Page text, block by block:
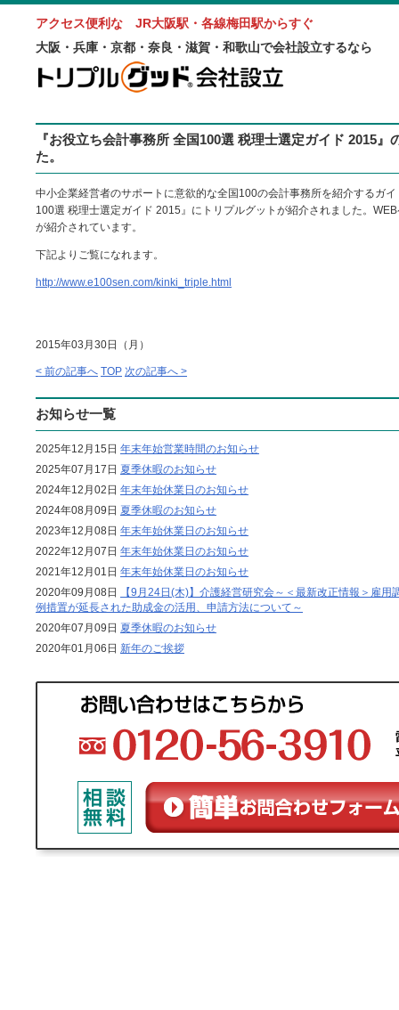
アクセス便利な JR大阪駅・各線梅田駅からすぐ
大阪・兵庫・京都・奈良・滋賀・和歌山で会社設立するなら
『お役立ち会計事務所 全国100選 税理士選定ガイド 2015
た。
中小企業経営者のサポートに意欲的な全国100の会計事務所を紹介するガ
100選 税理士選定ガイド 2015』にトリプルグットが紹介されました。
が紹介されています。
下記よりご覧になれます。
http://www.e100sen.com/kinki_triple.html
2015年03月30日（月）
< 前の記事へ TOP 次の記事へ >
お知らせ一覧
2025年12月15日 年末年始営業時間のお知らせ
2025年07月17日 夏季休暇のお知らせ
2024年12月02日 年末年始休業日のお知らせ
2024年08月09日 夏季休暇のお知らせ
2023年12月08日 年末年始休業日のお知らせ
2022年12月07日 年末年始休業日のお知らせ
2021年12月01日 年末年始休業日のお知らせ
2020年09月08日
【9月24日(木)】介護経営研究会～＜最新改正情報＞雇
例措置が延長された助成金の活用、申請方法について～
2020年07月09日 夏季休暇のお知らせ
2020年01月06日 新年のご挨拶